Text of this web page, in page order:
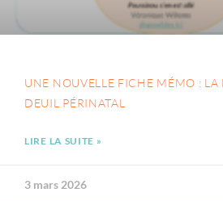
UNE NOUVELLE FICHE MÉMO : LA
DEUIL PÉRINATAL
LIRE LA SUITE »
3 mars 2026